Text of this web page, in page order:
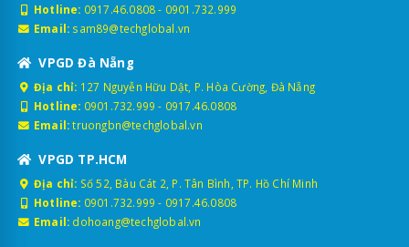
Hotline: 0917.46.0808- 0901.732.999
Email: sam89@techglobal.vn
VPGD Đà Nẵng
Địa chỉ: 127 Nguyễn Hữu Dật, P. Hòa Cường, Đà Nẵng
Hotline: 0901.732.999 - 0917.46.0808
Email: truongbn@techglobal.vn
VPGD TP.HCM
Địa chỉ: Số 52, Bàu Cát 2, P. Tân Bình, TP. Hồ Chí Minh
Hotline: 0901.732.999 - 0917.46.0808
Email: dohoang@techglobal.vn